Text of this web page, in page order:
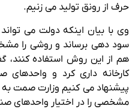
حرف از رونق تولید می زنیم.
سود دهی برساند و روشی را
هم از این روش استفاده کنند،
کارخانه داری کرد و واحدهای
پیشنهاد می کنیم وزارت صمت
مشخصی را در اختیار واحدهای